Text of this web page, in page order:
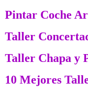
Pintar Coche
Taller
Taller Chapa y
10 Mejores